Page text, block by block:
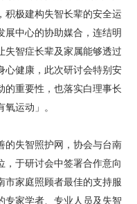
积极建构失智长辈的安全运
展中心的协助媒合，连结明
失智症长辈及家属能够透过
心健康，此次研讨会特别安
的重要性，也落实白理事长
运动」。
的失智照护网，协会与台南
，于研讨会中签署合作意向
市家庭照顾者最佳的支持服
专家学者、专业人员及失智